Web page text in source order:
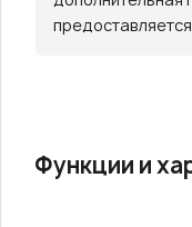
предоставляется.
Функции и